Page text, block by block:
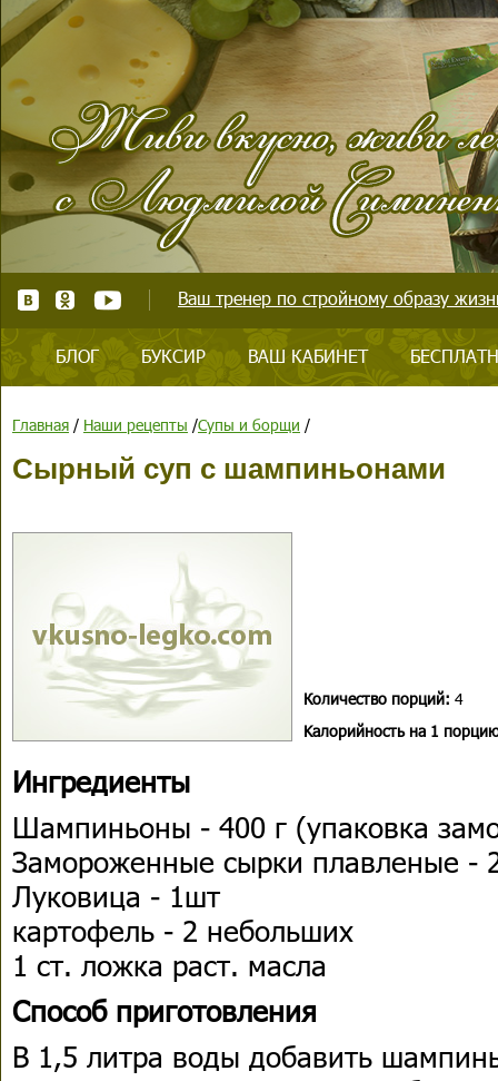
Ваш тренер по стройному образу
БЛОГ БУКСИР ВАШ КАБИНЕТ
Главная / Наши рецепты /Супы и борщи /
Сырный суп с шампиньонами
Количество порций: 4
Kалорийность на 1
Ингредиенты
Шампиньоны - 400 г (упаковка
Замороженные сырки плавленые -
Луковица - 1шт
картофель - 2 небольших
1 ст. ложка раст. масла
Способ приготовления
В 1,5 литра воды добавить